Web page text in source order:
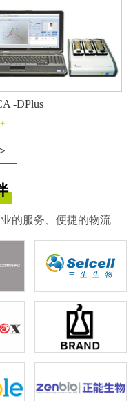
-DPlus
的服务、便捷的物流